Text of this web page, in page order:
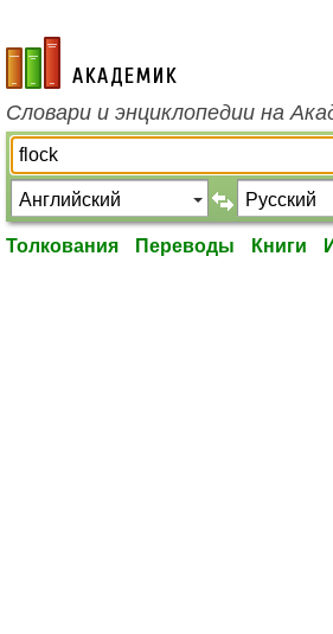
academic.ru
Словари и энциклопедии на
Толкования Переводы Книги